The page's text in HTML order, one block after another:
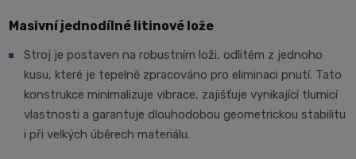
Masivní jednodílné litinové lože
Stroj je postaven na robustním loži, odlitém z jednoho
kusu, které je tepelně zpracováno pro eliminaci pnutí. Tato
konstrukce minimalizuje vibrace, zajišťuje vynikající tlumicí
vlastnosti a garantuje dlouhodobou geometrickou stabilitu
i při velkých úběrech materiálu.